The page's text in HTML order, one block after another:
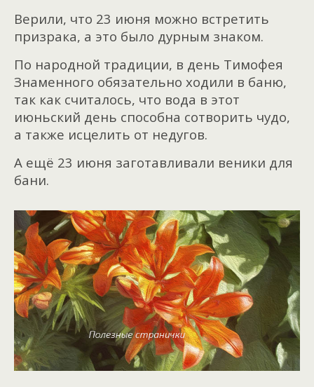
Верили, что 23 июня можно встретить
призрака, а это было дурным знаком.
По народной традиции, в день Тимофея
Знаменного обязательно ходили в баню,
так как считалось, что вода в этот
июньский день способна сотворить чудо,
а также исцелить от недугов.
А ещё 23 июня заготавливали веники для
бани.